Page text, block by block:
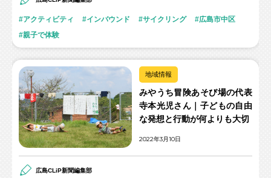
アクティビティ インバウンド サイクリング
広島市中区
親子で体験
地域情報
みやうち冒険あそび場の代表
寺本光児さん｜子どもの自由
な発想と行動が何よりも大切
2022年3月10日
広島CLiP新聞編集部